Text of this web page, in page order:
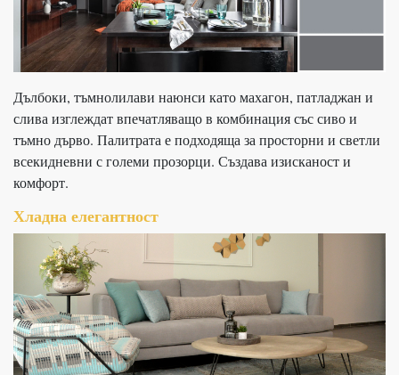
Дълбоки, тъмнолилави наюнси като махагон, патладжан и
слива изглеждат впечатляващо в комбинация със сиво и
тъмно дърво. Палитрата е подходяща за просторни и светли
всекидневни с големи прозорци. Създава изисканост и
комфорт.
Хладна елегантност